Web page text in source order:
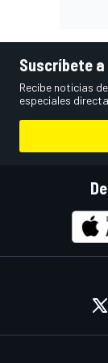
Suscríbete
Recibe noticias
especiales